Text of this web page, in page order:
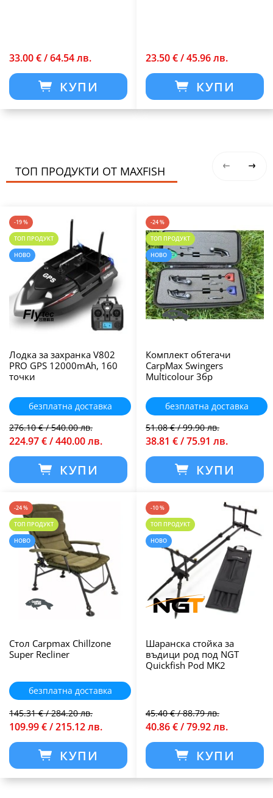
33.00 € / 64.54 лв.
КУПИ
23.50 € / 45.96 лв.
КУПИ
ТОП ПРОДУКТИ ОТ MAXFISH
-19 %
ТОП ПРОДУКТ
НОВО
Лодка за захранка V802
PRO GPS 12000mAh, 160
точки
безплатна доставка
276.10 € / 540.00 лв.
224.97 € / 440.00 лв.
КУПИ
-24 %
ТОП ПРОДУКТ
НОВО
Комплект обтегачи
CarpMax Swingers
Multicolour 3бр
безплатна доставка
51.08 € / 99.90 лв.
38.81 € / 75.91 лв.
КУПИ
-24 %
ТОП ПРОДУКТ
НОВО
Стол Carpmax Chillzone
Super Recliner
безплатна доставка
145.31 € / 284.20 лв.
109.99 € / 215.12 лв.
КУПИ
-10 %
ТОП ПРОДУКТ
НОВО
Шаранска стойка за
въдици род под NGT
Quickfish Pod MK2
45.40 € / 88.79 лв.
40.86 € / 79.92 лв.
КУПИ